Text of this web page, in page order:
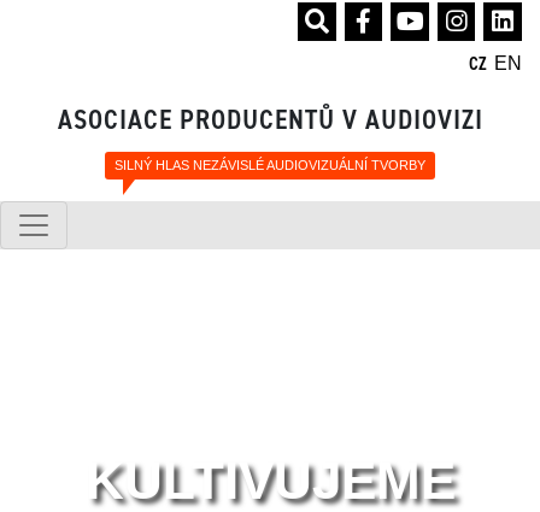
CZ EN
ASOCIACE PRODUCENTŮ V AUDIOVIZI
SILNÝ HLAS NEZÁVISLÉ AUDIOVIZUÁLNÍ TVORBY
KULTIVUJEME